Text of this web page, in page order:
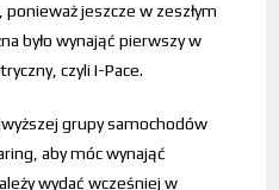
jeszcze w zeszłym
było wynająć pierwszy w
czyli I-Pace.
grupy samochodów
aby móc wynająć
wydać wcześniej w